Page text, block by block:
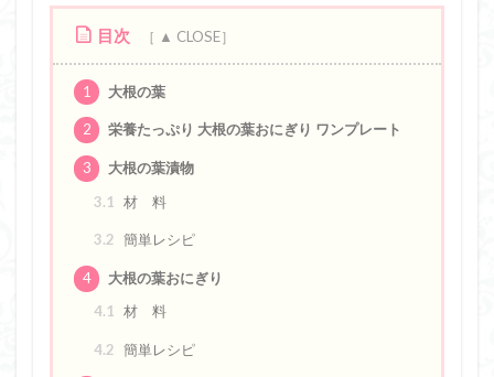
目次
1 大根の葉
2 栄養たっぷり 大根の葉おにぎり ワンプレート
3
大根の葉漬物
3.1
材 料
3.2 簡単レシピ
4
大根の葉おにぎり
4.1 材 料
4.2 簡単レシピ